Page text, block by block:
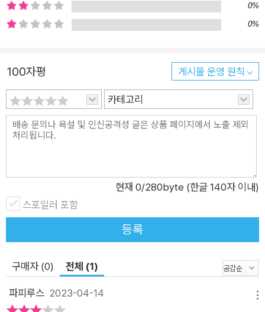
게 생각하는 어린이 청소년 독자들이 입문하기에 좋고, 그들에게
충분히 매력적으로 다가갈 것으로 기대한다. SF보다 더 SF 같은
다. 과학과 기술이 발전한 미래, 우리가 경험해 보지 않은 시공간
에서 인간은 어떻게 살아가야 할지에 대한 의문을 던지는 작품들
이 많다. 그간 SF는 아주 먼 이야기이자 어쩌면 현재 일어날 수
없는 미래의 일이라고 상상해 왔지만, 팬데믹이 전 세계에 창궐하
면서 SF는 현실로 다가왔다. 이제는 어린이 청소년 독자들이 살
째 발을 뗀 작품집이라 할 수 있다. SF에서 윤리적 상상력이란 인
간중심주의로부터 최대한 객관적인 관점을 견지하려는 것이 상
당히 중요하다. 그와 함께 21세기 세대들에게 이 세상을 물려줄
기성세대의 입장에선 다양한 이야기의 모색에 반드시 깔려야 할
은 기존의 한계를 깨는 파격적인 가치관일 것이다. 본심에 오른
중에서 인간의 차별성을 감정의 우위에 두지 않은 점도 좋았고,
0%
0%
100자평 게시물 운영 원칙
카테고리
현재 0/280byte (한글 140자 이내)
스포일러 포함
등록
구매자 (0) 전체 (1)
파피루스 2023-04-14